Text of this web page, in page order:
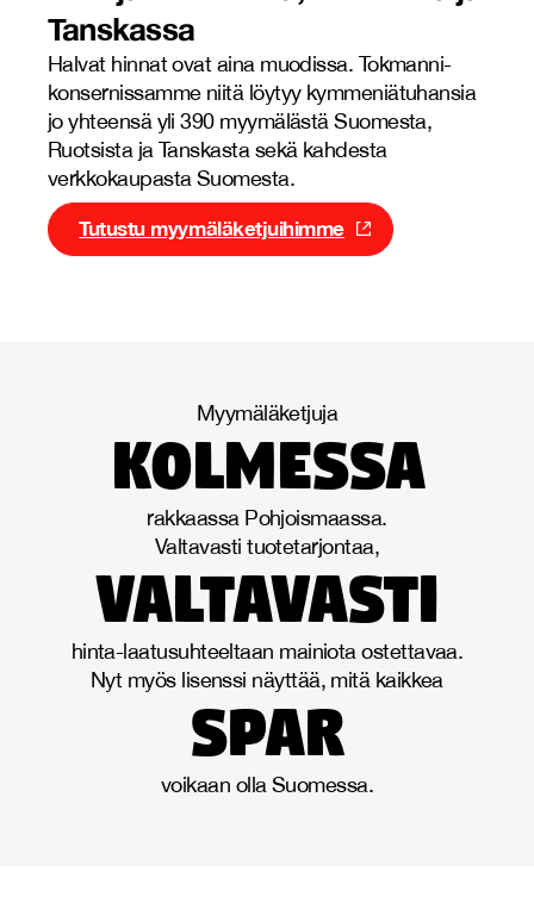
Tanskassa
Halvat hinnat ovat aina muodissa. Tokmanni-
konsernissamme niitä löytyy kymmeniätuhansia
jo yhteensä yli 390 myymälästä Suomesta,
Ruotsista ja Tanskasta sekä kahdesta
verkkokaupasta Suomesta.
Tutustu myymäläketjuihimme
Myymäläketjuja
kolmessa
rakkaassa Pohjoismaassa.
Valtavasti tuotetarjontaa,
valtavasti
hinta-laatusuhteeltaan mainiota ostettavaa.
Nyt myös lisenssi näyttää, mitä kaikkea
spar
voikaan olla Suomessa.